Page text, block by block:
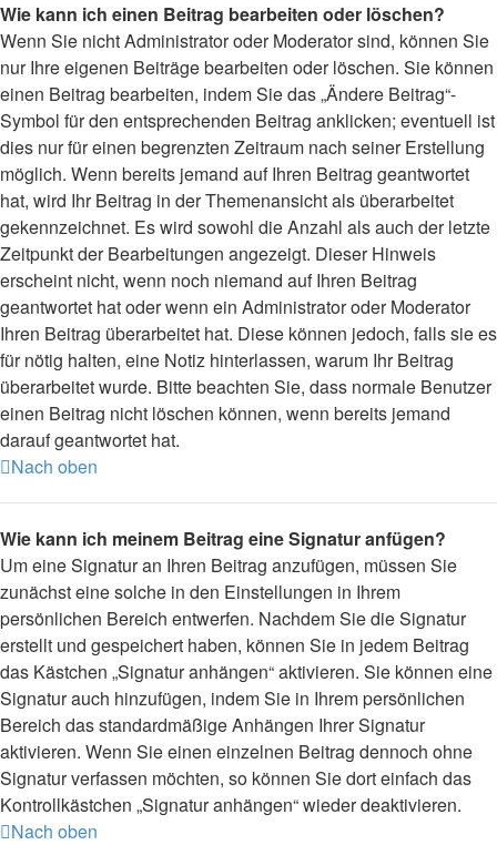
Wie kann ich einen Beitrag bearbeiten oder löschen?
Wenn Sie nicht Administrator oder Moderator sind, können Sie
nur Ihre eigenen Beiträge bearbeiten oder löschen. Sie können
einen Beitrag bearbeiten, indem Sie das „Ändere Beitrag“-
Symbol für den entsprechenden Beitrag anklicken; eventuell ist
dies nur für einen begrenzten Zeitraum nach seiner Erstellung
möglich. Wenn bereits jemand auf Ihren Beitrag geantwortet
hat, wird Ihr Beitrag in der Themenansicht als überarbeitet
gekennzeichnet. Es wird sowohl die Anzahl als auch der letzte
Zeitpunkt der Bearbeitungen angezeigt. Dieser Hinweis
erscheint nicht, wenn noch niemand auf Ihren Beitrag
geantwortet hat oder wenn ein Administrator oder Moderator
Ihren Beitrag überarbeitet hat. Diese können jedoch, falls sie es
für nötig halten, eine Notiz hinterlassen, warum Ihr Beitrag
überarbeitet wurde. Bitte beachten Sie, dass normale Benutzer
einen Beitrag nicht löschen können, wenn bereits jemand
darauf geantwortet hat.
Nach oben
Wie kann ich meinem Beitrag eine Signatur anfügen?
Um eine Signatur an Ihren Beitrag anzufügen, müssen Sie
zunächst eine solche in den Einstellungen in Ihrem
persönlichen Bereich entwerfen. Nachdem Sie die Signatur
erstellt und gespeichert haben, können Sie in jedem Beitrag
das Kästchen „Signatur anhängen“ aktivieren. Sie können eine
Signatur auch hinzufügen, indem Sie in Ihrem persönlichen
Bereich das standardmäßige Anhängen Ihrer Signatur
aktivieren. Wenn Sie einen einzelnen Beitrag dennoch ohne
Signatur verfassen möchten, so können Sie dort einfach das
Kontrollkästchen „Signatur anhängen“ wieder deaktivieren.
Nach oben